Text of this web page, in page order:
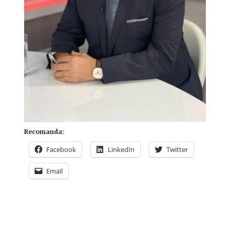
Recomanda:
Facebook LinkedIn Twitter
Email